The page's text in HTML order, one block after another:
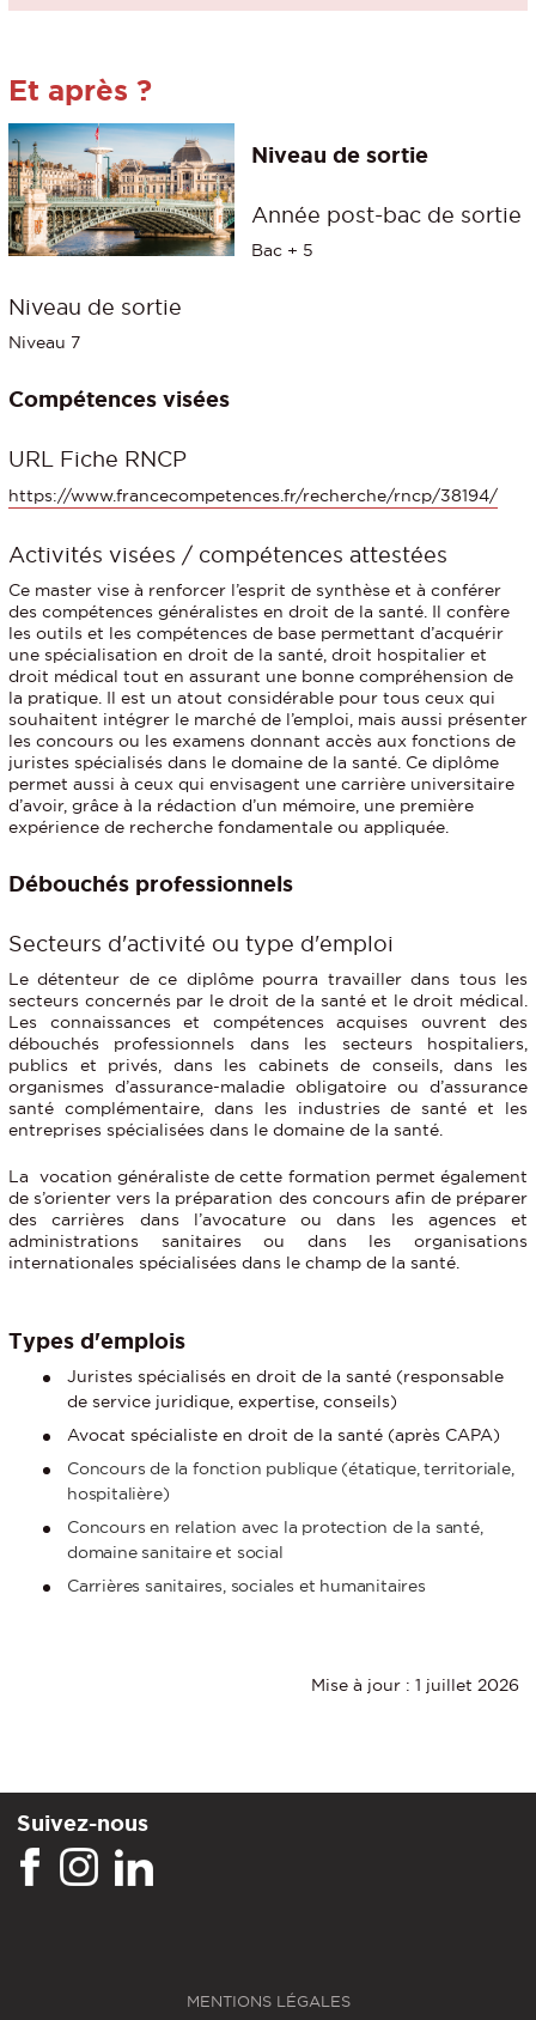
Et après ?
Niveau de sortie
Année post-bac de sortie
Bac + 5
Niveau de sortie
Niveau 7
Compétences visées
URL Fiche RNCP
https://www.francecompetences.fr/recherche/rncp/38194/
Activités visées / compétences attestées
Ce master vise à renforcer l’esprit de synthèse et à conférer
des compétences généralistes en droit de la santé. Il confère
les outils et les compétences de base permettant d’acquérir
une spécialisation en droit de la santé, droit hospitalier et
droit médical tout en assurant une bonne compréhension de
la pratique. Il est un atout considérable pour tous ceux qui
souhaitent intégrer le marché de l’emploi, mais aussi présenter
les concours ou les examens donnant accès aux fonctions de
juristes spécialisés dans le domaine de la santé. Ce diplôme
permet aussi à ceux qui envisagent une carrière universitaire
d’avoir, grâce à la rédaction d’un mémoire, une première
expérience de recherche fondamentale ou appliquée.
Débouchés professionnels
Secteurs d'activité ou type d'emploi
Le détenteur de ce diplôme pourra travailler dans tous les
secteurs concernés par le droit de la santé et le droit médical.
Les connaissances et compétences acquises ouvrent des
débouchés professionnels dans les secteurs hospitaliers,
publics et privés, dans les cabinets de conseils, dans les
organismes d’assurance-maladie obligatoire ou d’assurance
santé complémentaire, dans les industries de santé et les
entreprises spécialisées dans le domaine de la santé.
La vocation généraliste de cette formation permet également
de s’orienter vers la préparation des concours afin de préparer
des carrières dans l’avocature ou dans les agences et
administrations sanitaires ou dans les organisations
internationales spécialisées dans le champ de la santé.
Types d'emplois
Juristes spécialisés en droit de la santé (responsable
de service juridique, expertise, conseils)
Avocat spécialiste en droit de la santé (après CAPA)
Concours de la fonction publique (étatique, territoriale,
hospitalière)
Concours en relation avec la protection de la santé,
domaine sanitaire et social
Carrières sanitaires, sociales et humanitaires
Mise à jour : 1 juillet 2026
Suivez-nous
MENTIONS LÉGALES